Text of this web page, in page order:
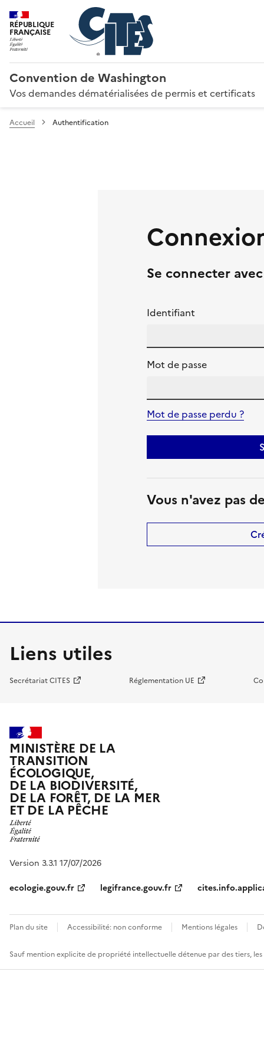
RÉPUBLIQUE
FRANÇAISE
Convention de Washington
Vos demandes dématérialisées de permis et certificats
Accueil Authentification
Se connecter
Identifiant
Mot de passe
Mot de passe perdu ?
Vous n'avez pas
Liens utiles
Secrétariat CITES Réglementation UE
MINISTÈRE DE LA
TRANSITION
ÉCOLOGIQUE,
DE LA BIODIVERSITÉ,
DE LA FORÊT, DE LA MER
ET DE LA PÊCHE
Version 3.3.1 17/07/2026
ecologie.gouv.fr
legifrance.gouv.fr
Plan du site Accessibilité: non conforme Mentions légales
Sauf mention explicite de propriété intellectuelle détenue par des tiers,